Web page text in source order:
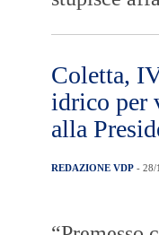
Coletta,
idrico per
alla
REDAZIONE VDP - 28/